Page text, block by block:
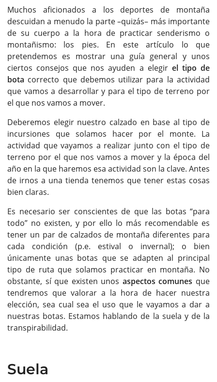
Muchos aficionados a los deportes de montaña
descuidan a menudo la parte –quizás– más importante
de su cuerpo a la hora de practicar senderismo o
montañismo: los pies. En este artículo lo que
pretendemos es mostrar una guía general y unos
ciertos consejos que nos ayuden a elegir el tipo de
bota correcto que debemos utilizar para la actividad
que vamos a desarrollar y para el tipo de terreno por
el que nos vamos a mover.
Deberemos elegir nuestro calzado en base al tipo de
incursiones que solamos hacer por el monte. La
actividad que vayamos a realizar junto con el tipo de
terreno por el que nos vamos a mover y la época del
año en la que haremos esa actividad son la clave. Antes
de irnos a una tienda tenemos que tener estas cosas
bien claras.
Es necesario ser conscientes de que las botas “para
todo” no existen, y por ello lo más recomendable es
tener un par de calzados de montaña diferentes para
cada condición (p.e. estival o invernal); o bien
únicamente unas botas que se adapten al principal
tipo de ruta que solamos practicar en montaña. No
obstante, sí que existen unos aspectos comunes que
tendremos que valorar a la hora de hacer nuestra
elección, sea cual sea el uso que le vayamos a dar a
nuestras botas. Estamos hablando de la suela y de la
transpirabilidad.
Suela